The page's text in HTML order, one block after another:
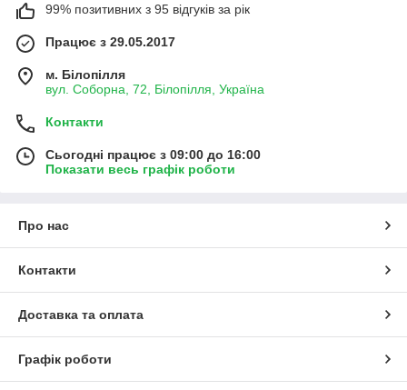
99% позитивних з 95 відгуків за рік
Працює з 29.05.2017
м. Білопілля
вул. Соборна, 72, Білопілля, Україна
Контакти
Сьогодні працює з 09:00 до 16:00
Показати весь графік роботи
Про нас
Контакти
Доставка та оплата
Графік роботи